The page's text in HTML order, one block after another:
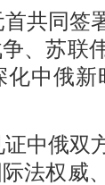
共同签
、苏联
化中俄
中俄双
法权威